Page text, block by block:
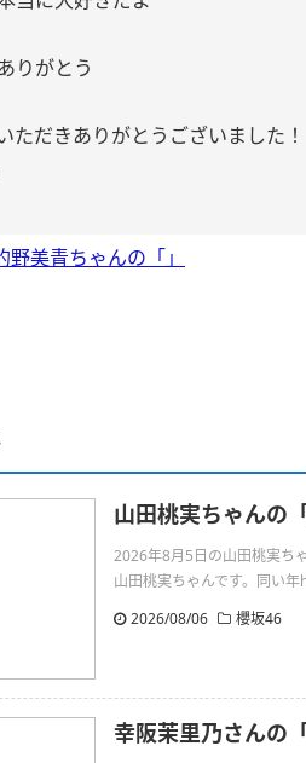
りがとう
ただきありがとうございました！
野美青ちゃんの「」
山田桃実ちゃんの
2026年8月5日の山田桃実ち
山田桃実ちゃんです。同い
2026/08/06
櫻坂46
幸阪茉里乃さんの